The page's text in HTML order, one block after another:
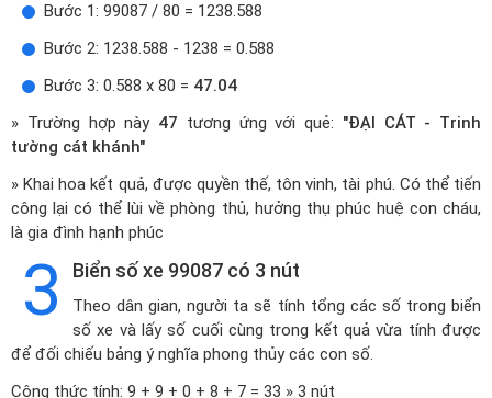
Bước 1: 99087 / 80 = 1238.588
Bước 2: 1238.588 - 1238 = 0.588
Bước 3: 0.588 x 80 = 47.04
» Trường hợp này 47 tương ứng với quẻ: "ĐẠI CÁT - Trinh
tường cát khánh"
» Khai hoa kết quả, được quyền thế, tôn vinh, tài phú. Có thể tiến
công lại có thể lùi về phòng thủ, hưởng thụ phúc huệ con cháu,
là gia đình hạnh phúc
3 Biển số xe 99087 có 3 nút
Theo dân gian, người ta sẽ tính tổng các số trong biển
số xe và lấy số cuối cùng trong kết quả vừa tính được
để đối chiếu bảng ý nghĩa phong thủy các con số.
Công thức tính: 9 + 9 + 0 + 8 + 7 = 33 » 3 nút